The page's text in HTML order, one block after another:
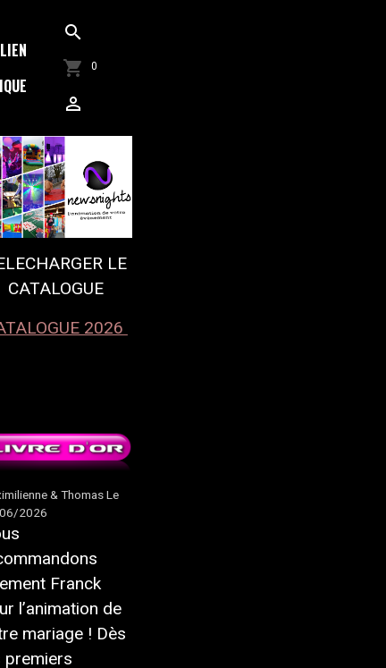
0
LE
CATALOGUE
2026
& Thomas Le
2026
Franck
l’animation de
mariage ! Dès
premiers